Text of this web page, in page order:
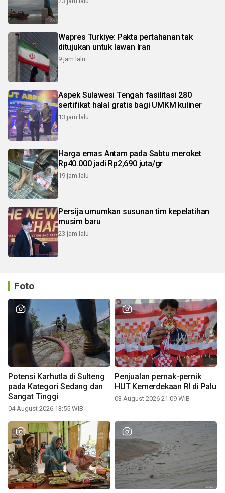
Wapres Turkiye: Pakta pertahanan tak
ditujukan untuk lawan Iran
9 jam lalu
Aspek Sulawesi Tengah fasilitasi 280
sertifikat halal gratis bagi UMKM kuliner
13 jam lalu
Harga emas Antam pada Sabtu meroket
Rp40.000 jadi Rp2,690 juta/gr
19 jam lalu
Persija umumkan susunan tim kepelatihan
musim baru
23 jam lalu
Foto
Potensi Karhutla di Sulteng
pada Kategori Sedang dan
Sangat Tinggi
04 August 2026 13:55 WIB
Penjualan pernak-pernik
HUT Kemerdekaan RI di Palu
03 August 2026 21:09 WIB